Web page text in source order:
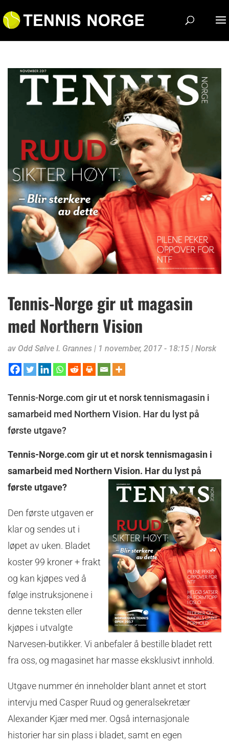
Tennis-Norge gir ut magasin
med Northern Vision
av Odd Sølve I. Grannes | 1 november, 2017 - 18:15 | Norsk
Tennis-Norge.com gir ut et norsk tennismagasin i
samarbeid med Northern Vision. Har du lyst på
første utgave?
Tennis-Norge.com gir ut et norsk tennismagasin i
samarbeid med Northern Vision. Har du lyst på
første utgave?
Den første utgaven er
klar og sendes ut i
løpet av uken. Bladet
koster 99 kroner + frakt
og kan kjøpes ved å
følge instruksjonene i
denne teksten eller
kjøpes i utvalgte
Narvesen-butikker. Vi anbefaler å bestille bladet rett
fra oss, og magasinet har masse eksklusivt innhold.
Utgave nummer én inneholder blant annet et stort
intervju med Casper Ruud og generalsekretær
Alexander Kjær med mer. Også internasjonale
historier har sin plass i bladet, samt en egen